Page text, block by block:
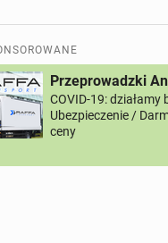
Przeprowadzki
COVID-19:
Ubezpieczenie /
ceny